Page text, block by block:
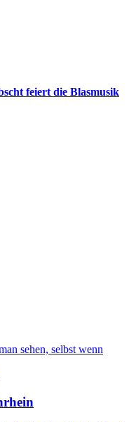
feiert die Blasmusik
sehen, selbst wenn